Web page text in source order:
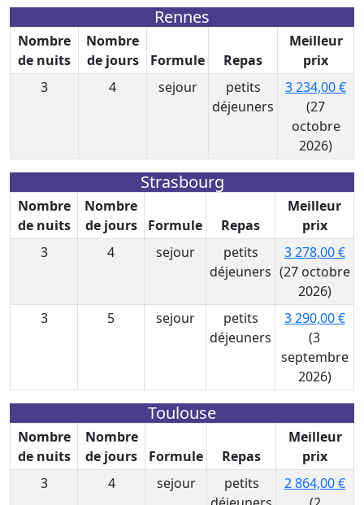
Rennes
Nombre
de nuits
Nombre
de jours
Formule Repas
Meilleur
prix
3
4 sejour
petits
déjeuners
3 234,00 €
(27
octobre
2026)
Strasbourg
Nombre
de nuits
Nombre
de jours
Formule Repas
Meilleur
prix
3
4 sejour
petits
déjeuners
3 278,00 €
(27 octobre
2026)
3
5 sejour
petits
déjeuners
3 290,00 €
(3
septembre
2026)
Toulouse
Nombre
de nuits
Nombre
de jours
Formule Repas
Meilleur
prix
3
4 sejour
petits
2 864,00 €